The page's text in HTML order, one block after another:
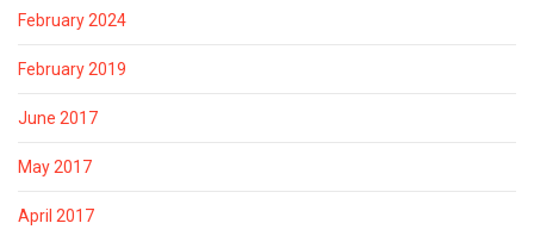
February 2024
February 2019
June 2017
May 2017
April 2017